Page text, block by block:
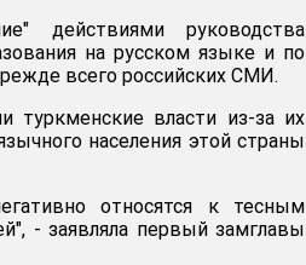
действиями руководства
на русском языке и по
всего российских СМИ.
туркменские власти из-за их
населения этой страны
относятся к тесным
- заявляла первый замглавы